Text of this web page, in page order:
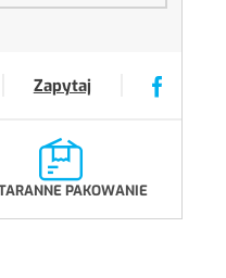
Zapytaj
PAKOWANIE